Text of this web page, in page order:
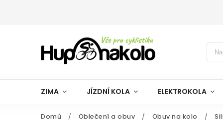
ZIMA JÍZDNÍ KOLA ELEKTROKOLA
Domů / Oblečení a obuv / Obuv na kolo /